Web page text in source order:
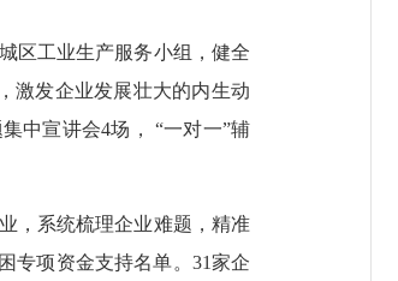
区工业生产服务小组，健全
激发企业发展壮大的内生动
中宣讲会4场， “一对一”辅
，系统梳理企业难题，精准
专项资金支持名单。31家企